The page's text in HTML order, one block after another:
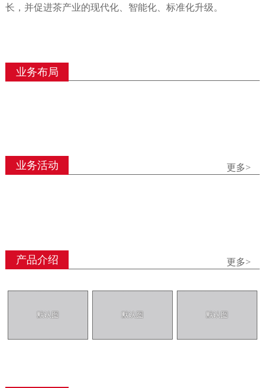
长，并促进茶产业的现代化、智能化、标准化升级。
业务布局
业务活动 更多>
产品介绍 更多>